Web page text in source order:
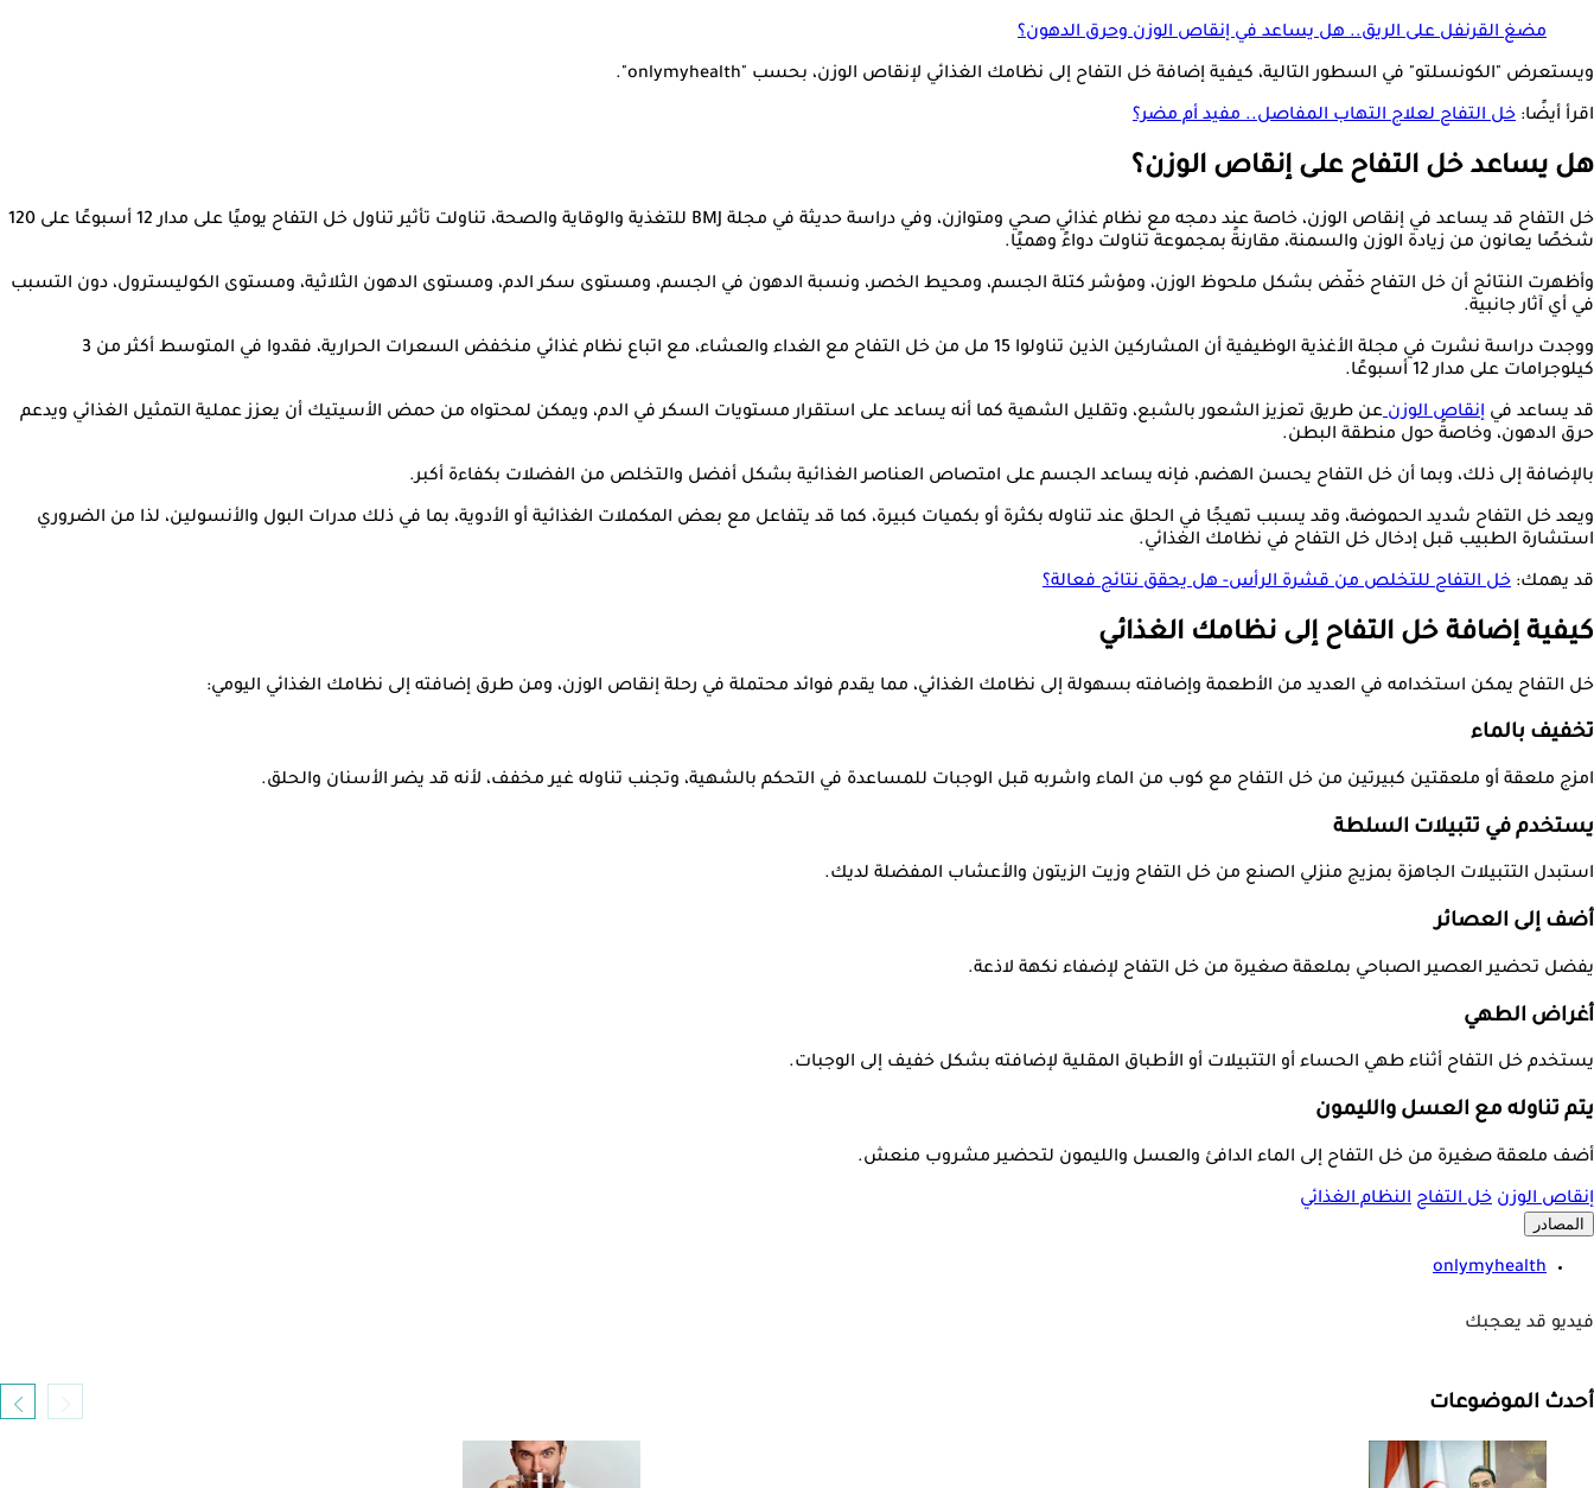
مضغ القرنفل على الريق.. هل يساعد في إنقاص الوزن وحرق الدهون؟
ويستعرض "الكونسلتو" في السطور التالية، كيفية إضافة خل التفاح إلى نظامك الغذائي لإنقاص الوزن، بحسب "onlymyhealth".
اقرأ أيضًا: خل التفاح لعلاج التهاب المفاصل.. مفيد أم مضر؟
هل يساعد خل التفاح على إنقاص الوزن؟
خل التفاح قد يساعد في إنقاص الوزن، خاصة عند دمجه مع نظام غذائي صحي ومتوازن، وفي دراسة حديثة في مجلة BMJ للتغذية والوقاية والصحة، تناولت تأثير تناول خل التفاح يوميًا على مدار 12 أسبوعًا على 120
شخصًا يعانون من زيادة الوزن والسمنة، مقارنةً بمجموعة تناولت دواءً وهميًا.
وأظهرت النتائج أن خل التفاح خفّض بشكل ملحوظ الوزن، ومؤشر كتلة الجسم، ومحيط الخصر، ونسبة الدهون في الجسم، ومستوى سكر الدم، ومستوى الدهون الثلاثية، ومستوى الكوليسترول، دون التسبب
في أي آثار جانبية.
ووجدت دراسة نشرت في مجلة الأغذية الوظيفية أن المشاركين الذين تناولوا 15 مل من خل التفاح مع الغداء والعشاء، مع اتباع نظام غذائي منخفض السعرات الحرارية، فقدوا في المتوسط ​​أكثر من 3
كيلوجرامات على مدار 12 أسبوعًا.
قد يساعد في إنقاص الوزنعن طريق تعزيز الشعور بالشبع، وتقليل الشهية كما أنه يساعد على استقرار مستويات السكر في الدم، ويمكن لمحتواه من حمض الأسيتيك أن يعزز عملية التمثيل الغذائي ويدعم
حرق الدهون، وخاصةً حول منطقة البطن.
بالإضافة إلى ذلك، وبما أن خل التفاح يحسن الهضم، فإنه يساعد الجسم على امتصاص العناصر الغذائية بشكل أفضل والتخلص من الفضلات بكفاءة أكبر.
ويعد خل التفاح شديد الحموضة، وقد يسبب تهيجًا في الحلق عند تناوله بكثرة أو بكميات كبيرة، كما قد يتفاعل مع بعض المكملات الغذائية أو الأدوية، بما في ذلك مدرات البول والأنسولين، لذا من الضروري
استشارة الطبيب قبل إدخال خل التفاح في نظامك الغذائي.
قد يهمك: خل التفاح للتخلص من قشرة الرأس- هل يحقق نتائج فعالة؟
كيفية إضافة خل التفاح إلى نظامك الغذائي
خل التفاح يمكن استخدامه في العديد من الأطعمة وإضافته بسهولة إلى نظامك الغذائي، مما يقدم فوائد محتملة في رحلة إنقاص الوزن، ومن طرق إضافته إلى نظامك الغذائي اليومي:
تخفيف بالماء
امزج ملعقة أو ملعقتين كبيرتين من خل التفاح مع كوب من الماء واشربه قبل الوجبات للمساعدة في التحكم بالشهية، وتجنب تناوله غير مخفف، لأنه قد يضر الأسنان والحلق.
يستخدم في تتبيلات السلطة
استبدل التتبيلات الجاهزة بمزيج منزلي الصنع من خل التفاح وزيت الزيتون والأعشاب المفضلة لديك.
أضف إلى العصائر
يفضل تحضير العصير الصباحي بملعقة صغيرة من خل التفاح لإضفاء نكهة لاذعة.
أغراض الطهي
يستخدم خل التفاح أثناء طهي الحساء أو التتبيلات أو الأطباق المقلية لإضافته بشكل خفيف إلى الوجبات.
يتم تناوله مع العسل والليمون
أضف ملعقة صغيرة من خل التفاح إلى الماء الدافئ والعسل والليمون لتحضير مشروب منعش.
إنقاص الوزن خل التفاح النظام الغذائي
المصادر
onlymyhealth
فيديو قد يعجبك
أحدث الموضوعات